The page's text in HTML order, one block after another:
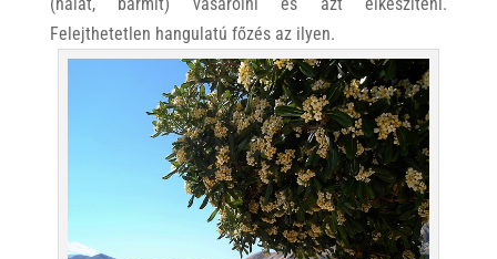
Felejthetetlen hangulatú főzés az ilyen.